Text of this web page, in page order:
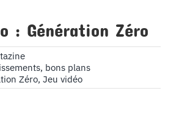
: Génération Zéro
bons plans
Zéro, Jeu vidéo